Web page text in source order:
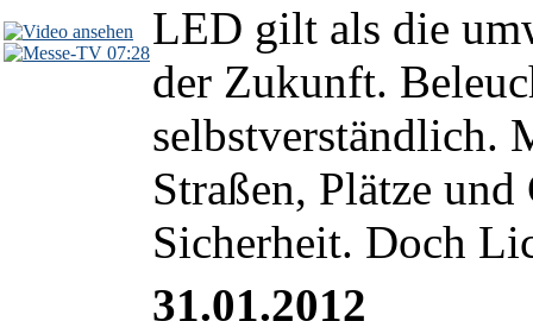
07:28LED gilt als die
der Zukunft.
selbstverständlich.
Straßen, Plätze
Sicherheit. Doch
31.01.2012